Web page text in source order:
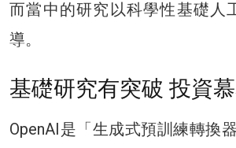
而當中的研究以科學性基礎人
導。
基礎研究有突破 投資
OpenAI是「生成式預訓練轉換